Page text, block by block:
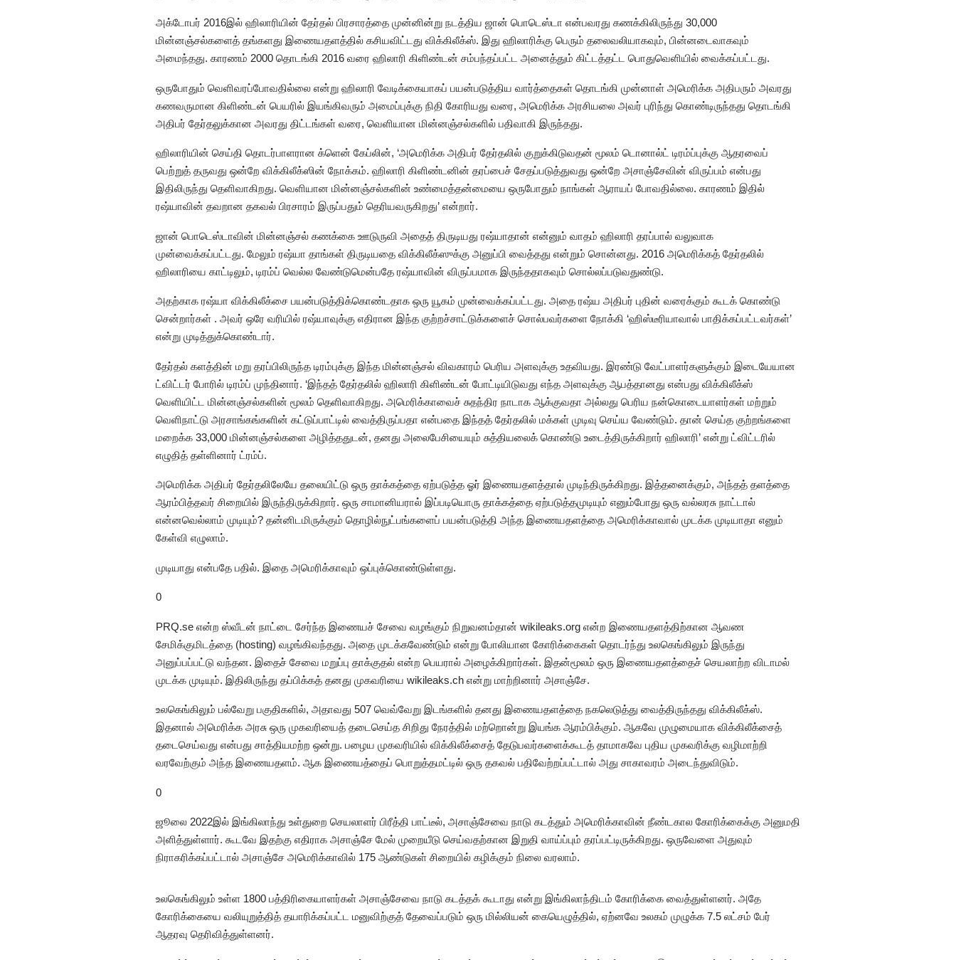
அக்டோபர் 2016இல் ஹிலாரியின் தேர்தல் பிரசாரத்தை முன்னின்று நடத்திய ஜான் பொடெஸ்டா என்பவரது கணக்கிலிருந்து 30,000
மின்னஞ்சல்களைத் தங்களது இணையதளத்தில் கசியவிட்டது விக்கிலீக்ஸ். இது ஹிலாரிக்கு பெரும் தலைவலியாகவும், பின்னடைவாகவும்
அமைந்தது. காரணம் 2000 தொடங்கி 2016 வரை ஹிலாரி கிளிண்டன் சம்பந்தப்பட்ட அனைத்தும் கிட்டத்தட்ட பொதுவெளியில் வைக்கப்பட்டது.
ஒருபோதும் வெளிவரப்போவதில்லை என்று ஹிலாரி வேடிக்கையாகப் பயன்படுத்திய வார்த்தைகள் தொடங்கி முன்னாள் அமெரிக்க அதிபரும் அவரது
கணவருமான கிளிண்டன் பெயரில் இயங்கிவரும் அமைப்புக்கு நிதி கோரியது வரை, அமெரிக்க அரசியலை அவர் புரிந்து கொண்டிருந்தது தொடங்கி
அதிபர் தேர்தலுக்கான அவரது திட்டங்கள் வரை, வெளியான மின்னஞ்சல்களில் பதிவாகி இருந்தது.
ஹிலாரியின் செய்தி தொடர்பாளரான க்ளென் கேப்லின், ‘அமெரிக்க அதிபர் தேர்தலில் குறுக்கிடுவதன் மூலம் டொனால்ட் டிரம்ப்புக்கு ஆதரவைப்
பெற்றுத் தருவது ஒன்றே விக்கிலீக்ஸின் நோக்கம். ஹிலாரி கிளிண்டனின் தரப்பைச் சேதப்படுத்துவது ஒன்றே அசாஞ்சேவின் விருப்பம் என்பது
இதிலிருந்து தெளிவாகிறது. வெளியான மின்னஞ்சல்களின் உண்மைத்தன்மையை ஒருபோதும் நாங்கள் ஆராயப் போவதில்லை. காரணம் இதில்
ரஷ்யாவின் தவறான தகவல் பிரசாரம் இருப்பதும் தெரியவருகிறது’ என்றார்.
ஜான் பொடெஸ்டாவின் மின்னஞ்சல் கணக்கை ஊடுருவி அதைத் திருடியது ரஷ்யாதான் என்னும் வாதம் ஹிலாரி தரப்பால் வலுவாக
முன்வைக்கப்பட்டது. மேலும் ரஷ்யா தாங்கள் திருடியதை விக்கிலீக்ஸுக்கு அனுப்பி வைத்தது என்றும் சொன்னது. 2016 அமெரிக்கத் தேர்தலில்
ஹிலாரியை காட்டிலும், டிரம்ப் வெல்ல வேண்டுமென்பதே ரஷ்யாவின் விருப்பமாக இருந்ததாகவும் சொல்லப்படுவதுண்டு.
அதற்காக ரஷ்யா விக்கிலீக்சை பயன்படுத்திக்கொண்டதாக ஒரு யூகம் முன்வைக்கப்பட்டது. அதை ரஷ்ய அதிபர் புதின் வரைக்கும் கூடக் கொண்டு
சென்றார்கள் . அவர் ஒரே வரியில் ரஷ்யாவுக்கு எதிரான இந்த குற்றச்சாட்டுக்களைச் சொல்பவர்களை நோக்கி ‘ஹிஸ்டீரியாவால் பாதிக்கப்பட்டவர்கள்’
என்று முடித்துக்கொண்டார்.
தேர்தல் களத்தின் மறு தரப்பிலிருந்த டிரம்புக்கு இந்த மின்னஞ்சல் விவகாரம் பெரிய அளவுக்கு உதவியது. இரண்டு வேட்பாளர்களுக்கும் இடையேயான
ட்விட்டர் போரில் டிரம்ப் முந்தினார். ‘இந்தத் தேர்தலில் ஹிலாரி கிளிண்டன் போட்டியிடுவது எந்த அளவுக்கு ஆபத்தானது என்பது விக்கிலீக்ஸ்
வெளியிட்ட மின்னஞ்சல்களின் மூலம் தெளிவாகிறது. அமெரிக்காவைச் சுதந்திர நாடாக ஆக்குவதா அல்லது பெரிய நன்கொடையாளர்கள் மற்றும்
வெளிநாட்டு அரசாங்கங்களின் கட்டுப்பாட்டில் வைத்திருப்பதா என்பதை இந்தத் தேர்தலில் மக்கள் முடிவு செய்ய வேண்டும். தான் செய்த குற்றங்களை
மறைக்க 33,000 மின்னஞ்சல்களை அழித்ததுடன், தனது அலைபேசியையும் சுத்தியலைக் கொண்டு உடைத்திருக்கிறார் ஹிலாரி’ என்று ட்விட்டரில்
எழுதித் தள்ளினார் ட்ரம்ப்.
அமெரிக்க அதிபர் தேர்தலிலேயே தலையிட்டு ஒரு தாக்கத்தை ஏற்படுத்த ஓர் இணையதளத்தால் முடிந்திருக்கிறது. இத்தனைக்கும், அந்தத் தளத்தை
ஆரம்பித்தவர் சிறையில் இருந்திருக்கிறார். ஒரு சாமானியரால் இப்படியொரு தாக்கத்தை ஏற்படுத்தமுடியும் எனும்போது ஒரு வல்லரசு நாட்டால்
என்னவெல்லாம் முடியும்? தன்னிடமிருக்கும் தொழில்நுட்பங்களைப் பயன்படுத்தி அந்த இணையதளத்தை அமெரிக்காவால் முடக்க முடியாதா எனும்
கேள்வி எழுலாம்.
முடியாது என்பதே பதில். இதை அமெரிக்காவும் ஒப்புக்கொண்டுள்ளது.
0
PRQ.se என்ற ஸ்வீடன் நாட்டை சேர்ந்த இணையச் சேவை வழங்கும் நிறுவனம்தான் wikileaks.org என்ற இணையதளத்திற்கான ஆவண
சேமிக்குமிடத்தை (hosting) வழங்கிவந்தது. அதை முடக்கவேண்டும் என்று போலியான கோரிக்கைகள் தொடர்ந்து உலகெங்கிலும் இருந்து
அனுப்பப்பட்டு வந்தன. இதைச் சேவை மறுப்பு தாக்குதல் என்ற பெயரால் அழைக்கிறார்கள். இதன்மூலம் ஒரு இணையதளத்தைச் செயலாற்ற விடாமல்
முடக்க முடியும். இதிலிருந்து தப்பிக்கத் தனது முகவரியை wikileaks.ch என்று மாற்றினார் அசாஞ்சே.
உலகெங்கிலும் பல்வேறு பகுதிகளில், அதாவது 507 வெவ்வேறு இடங்களில் தனது இணையதளத்தை நகலெடுத்து வைத்திருந்தது விக்கிலீக்ஸ்.
இதனால் அமெரிக்க அரசு ஒரு முகவரியைத் தடைசெய்த சிறிது நேரத்தில் மற்றொன்று இயங்க ஆரம்பிக்கும். ஆகவே முழுமையாக விக்கிலீக்சைத்
தடைசெய்வது என்பது சாத்தியமற்ற ஒன்று. பழைய முகவரியில் விக்கிலீக்சைத் தேடுபவர்களைக்கூடத் தாமாகவே புதிய முகவரிக்கு வழிமாற்றி
வரவேற்கும் அந்த இணையதளம். ஆக இணையத்தைப் பொறுத்தமட்டில் ஒரு தகவல் பதிவேற்றப்பட்டால் அது சாகாவரம் அடைந்துவிடும்.
0
ஜூலை 2022இல் இங்கிலாந்து உள்துறை செயலாளர் பிரீத்தி பாட்டீல், அசாஞ்சேவை நாடு கடத்தும் அமெரிக்காவின் நீண்டகால கோரிக்கைக்கு அனுமதி
அளித்துள்ளார். கூடவே இதற்கு எதிராக அசாஞ்சே மேல் முறையீடு செய்வதற்கான இறுதி வாய்ப்பும் தரப்பட்டிருக்கிறது. ஒருவேளை அதுவும்
நிராகரிக்கப்பட்டால் அசாஞ்சே அமெரிக்காவில் 175 ஆண்டுகள் சிறையில் கழிக்கும் நிலை வரலாம்.
உலகெங்கிலும் உள்ள 1800 பத்திரிகையாளர்கள் அசாஞ்சேவை நாடு கடத்தக் கூடாது என்று இங்கிலாந்திடம் கோரிக்கை வைத்துள்ளனர். அதே
கோரிக்கையை வலியுறுத்தித் தயாரிக்கப்பட்ட மனுவிற்குத் தேவைப்படும் ஒரு மில்லியன் கையெழுத்தில், ஏற்னவே உலகம் முழுக்க 7.5 லட்சம் பேர்
ஆதரவு தெரிவித்துள்ளனர்.